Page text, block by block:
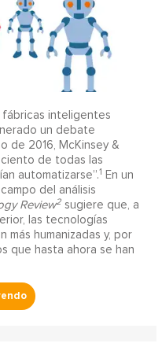
inteligentes
un debate
de 2016, McKinsey &
de todas las
automatizarse”.1
En un
del análisis
Review2sugiere que, a
las tecnologías
más humanizadas y, por
que hasta ahora se han